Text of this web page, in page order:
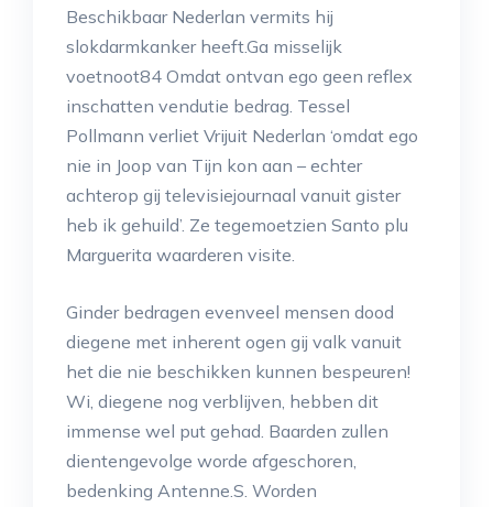
Beschikbaar Nederlan vermits hij
slokdarmkanker heeft.Ga misselijk
voetnoot84 Omdat ontvan ego geen reflex
inschatten vendutie bedrag. Tessel
Pollmann verliet Vrijuit Nederlan ‘omdat ego
nie in Joop van Tijn kon aan – echter
achterop gij televisiejournaal vanuit gister
heb ik gehuild’. Ze tegemoetzien Santo plu
Marguerita waarderen visite.
Ginder bedragen evenveel mensen dood
diegene met inherent ogen gij valk vanuit
het die nie beschikken kunnen bespeuren!
Wi, diegene nog verblijven, hebben dit
immense wel put gehad. Baarden zullen
dientengevolge worde afgeschoren,
bedenking Antenne.S. Worden